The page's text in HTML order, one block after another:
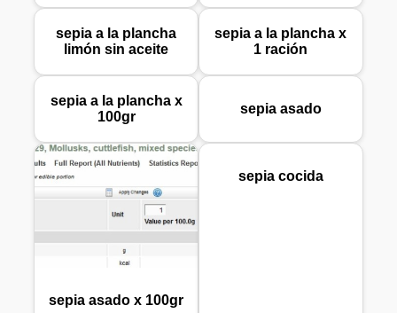
sepia a la plancha
limón sin aceite
sepia a la plancha x
1 ración
sepia a la plancha x
100gr
sepia asado
sepia asado x 100gr
sepia cocida